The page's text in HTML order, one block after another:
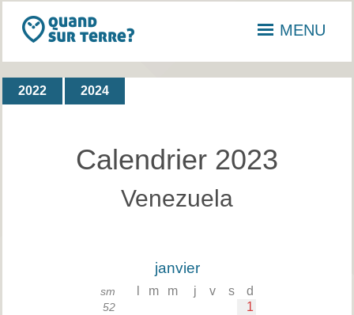
MENU
2022 2024
Calendrier 2023
Venezuela
janvier
sm m m j v s d
52 1